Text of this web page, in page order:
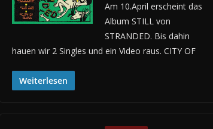
Am 10.April erscheint das
Album STILL von
STRANDED. Bis dahin
hauen wir 2 Singles und ein Video raus. CITY OF
Weiterlesen